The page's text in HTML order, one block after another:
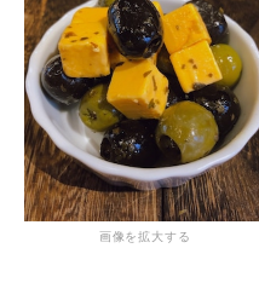
画像を拡大する